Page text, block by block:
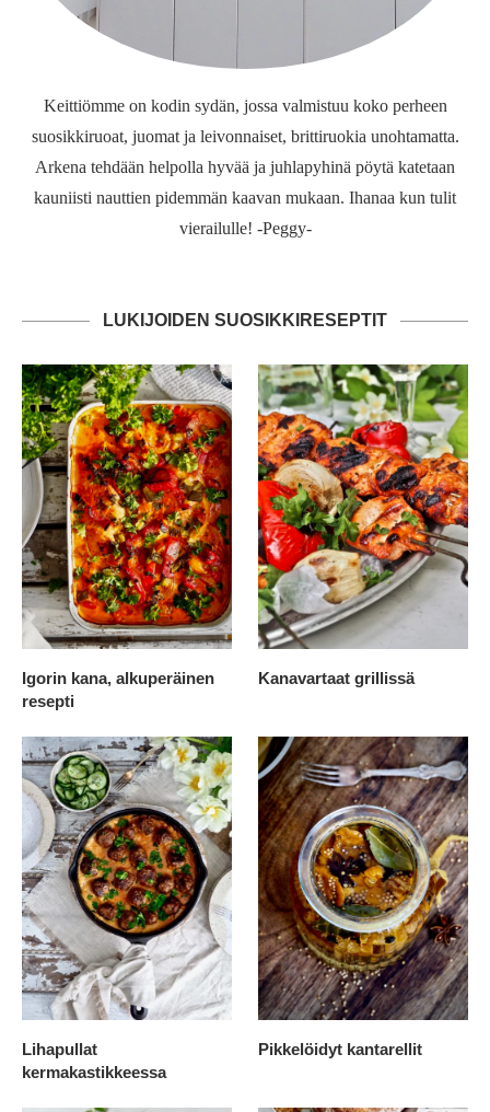
Keittiömme on kodin sydän, jossa valmistuu koko perheen
suosikkiruoat, juomat ja leivonnaiset, brittiruokia unohtamatta.
Arkena tehdään helpolla hyvää ja juhlapyhinä pöytä katetaan
kauniisti nauttien pidemmän kaavan mukaan. Ihanaa kun tulit
vierailulle! -Peggy-
LUKIJOIDEN SUOSIKKIRESEPTIT
Igorin kana, alkuperäinen
resepti
Kanavartaat grillissä
Lihapullat
kermakastikkeessa
Pikkelöidyt kantarellit